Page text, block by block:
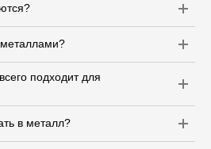
металлами?
подходит для
в металл?